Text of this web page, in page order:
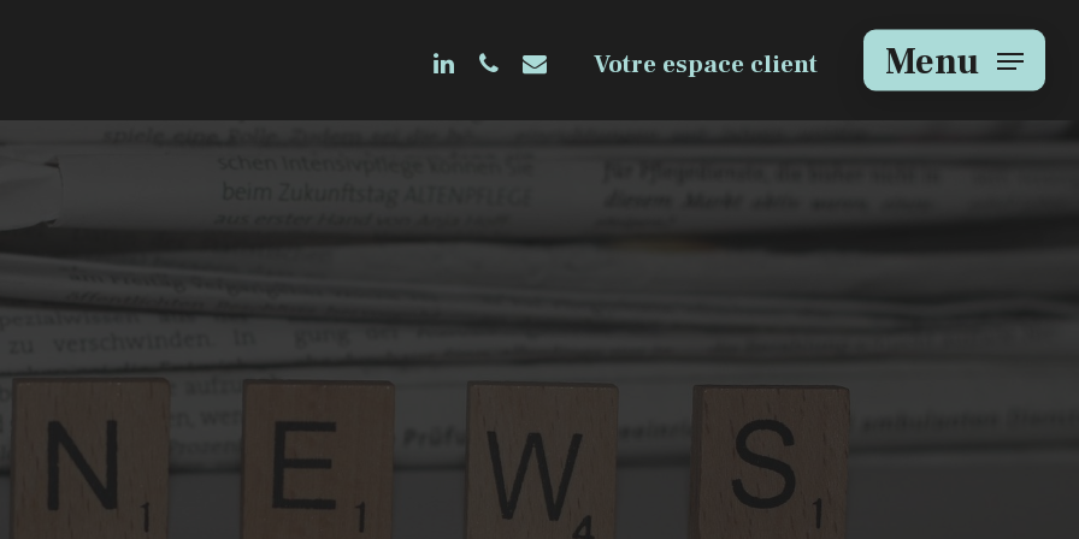
linkedin
phone
email Votre espace client Menu